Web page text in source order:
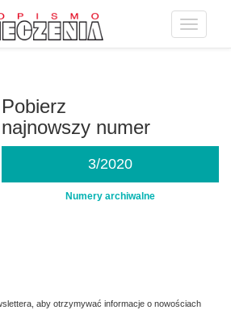
Toggle
Pobierz
najnowszy numer
3/2020
Numery archiwalne
aby otrzymywać informacje o nowościach